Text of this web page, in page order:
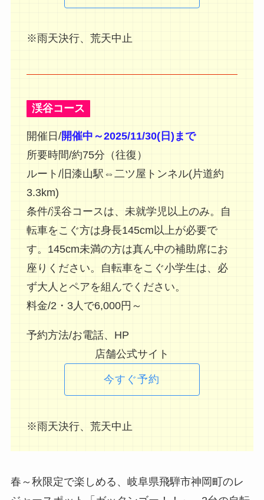
※雨天決行、荒天中止
渓谷コース
開催日/開催中～2025/11/30(日)まで
所要時間/約75分（往復）
ルート/旧漆山駅⇔二ツ屋トンネル(片道約
3.3km)
条件/渓谷コースは、未就学児以上のみ。自
転車をこぐ方は身長145cm以上が必要で
す。145cm未満の方は真ん中の補助席にお
座りください。自転車をこぐ小学生は、必
ず大人とペアを組んでください。
料金/2・3人で6,000円～
予約方法/お電話、HP
店舗公式サイト
今すぐ予約
※雨天決行、荒天中止
春～秋限定で楽しめる、岐阜県飛騨市神岡町のレ